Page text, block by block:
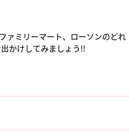
ァミリーマート、ローソンのどれ
かけしてみましょう!!